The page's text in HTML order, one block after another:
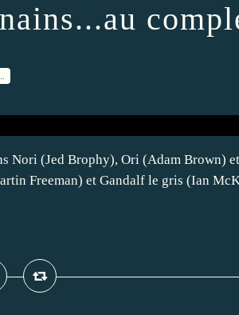
Nori (Jed Brophy), Ori (Adam Brown)
Freeman) et Gandalf le gris (Ian